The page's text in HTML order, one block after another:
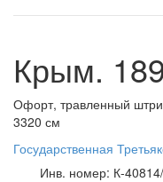
Крым.
Офорт, травленный
3320 см
Государственная
Инв. номер: К-